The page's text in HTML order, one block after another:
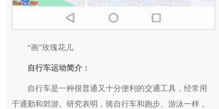
“画”玫瑰花儿
自行车运动简介：
自行车是一种很普通又十分便利的交通工具，经常用
于通勤和郊游。研究表明，骑自行车和跑步、游泳一样，